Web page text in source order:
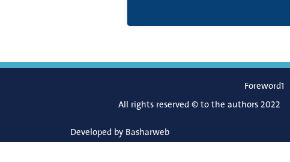
Foreword1
All rights reserved © to the authors 2022
Developed by Basharweb